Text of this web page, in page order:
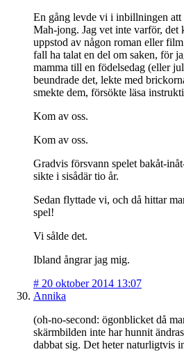
En gång levde vi i inbillningen att
Mah-jong. Jag vet inte varför, det
uppstod av någon roman eller
fall ha talat en del om saken, för
mamma till en födelsedag (eller
beundrade det, lekte med
smekte dem, försökte läsa
Kom av oss.
Kom av oss.
Gradvis försvann spelet bakåt-
sikte i sisådär tio år.
Sedan flyttade vi, och då hittar
spel!
Vi sålde det.
Ibland ångrar jag mig.
# 20 oktober 2014 13:07
Annika
(oh-no-second: ögonblicket då
skärmbilden inte har hunnit
dabbat sig. Det heter naturligtvis